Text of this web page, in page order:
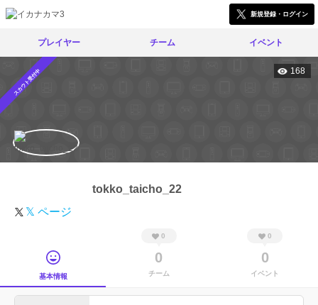
新規登録・ログイン
プレイヤー チーム イベント
スカウト受付中 168
tokko_taicho_22
𝕏 ページ
基本情報
0
0
チーム
0
0
イベント